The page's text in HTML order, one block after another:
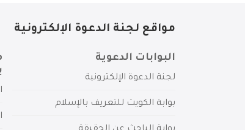
مواقع لجنة الدعوة الإلكترونية
البوابات الدعوية
لجنة الدعوة الإلكترونية
بوابة الكويت للتعريف بالإسلام